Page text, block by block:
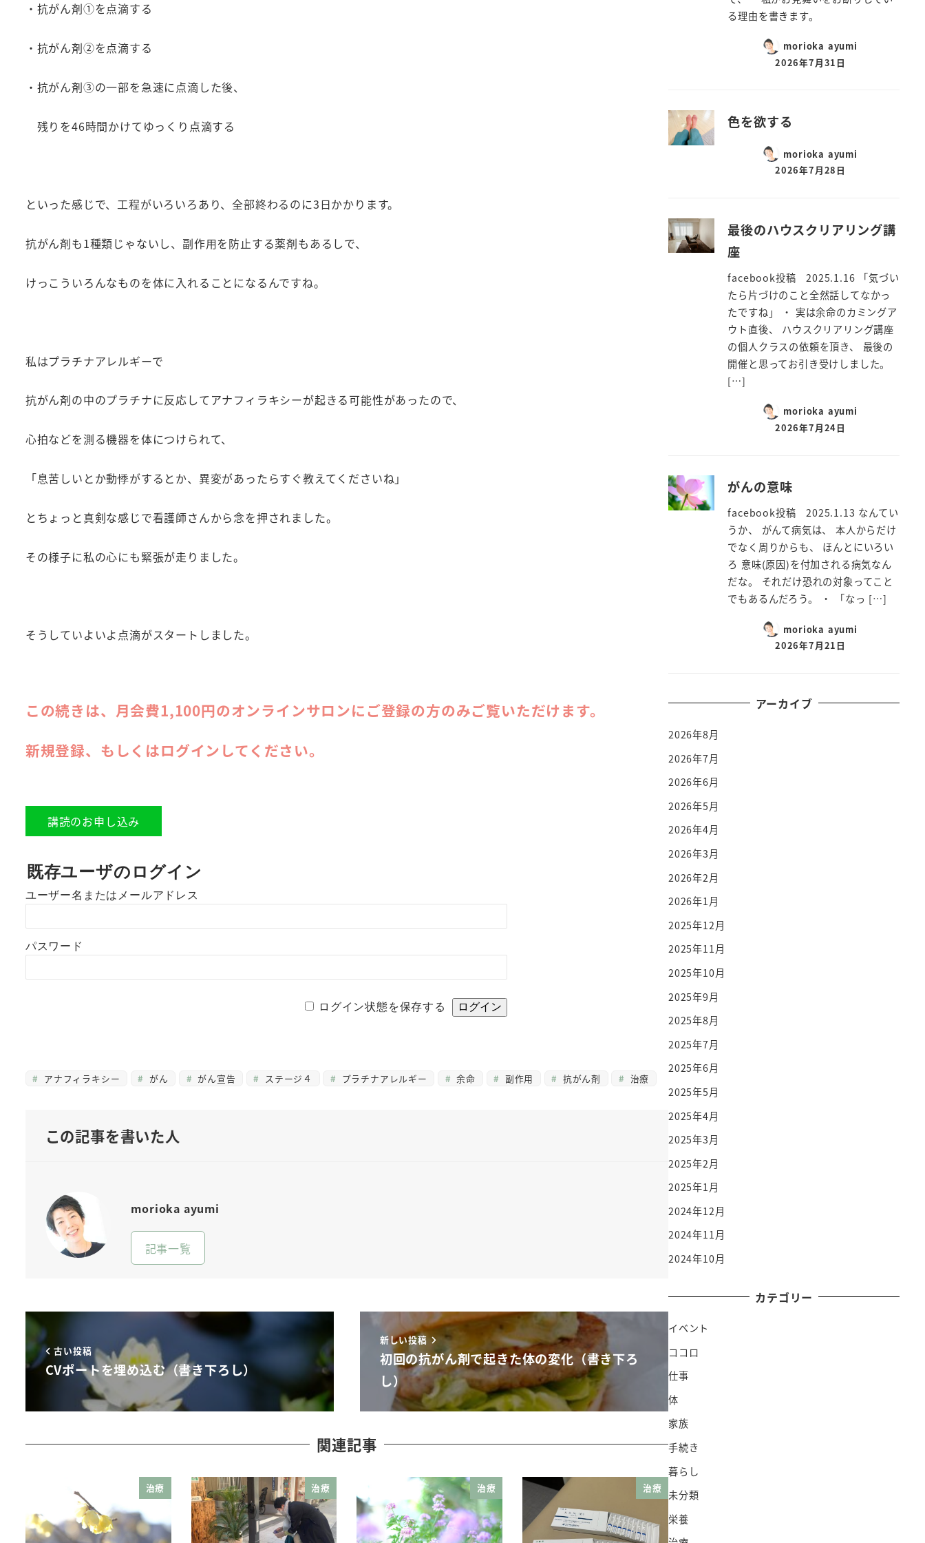
・抗がん剤①を点滴する
・抗がん剤②を点滴する
・抗がん剤③の一部を急速に点滴した後、
残りを46時間かけてゆっくり点滴する
といった感じで、工程がいろいろあり、全部終わるのに3日かかります。
抗がん剤も1種類じゃないし、副作用を防止する薬剤もあるしで、
けっこういろんなものを体に入れることになるんですね。
私はプラチナアレルギーで
抗がん剤の中のプラチナに反応してアナフィラキシーが起きる可能性があったので、
心拍などを測る機器を体につけられて、
「息苦しいとか動悸がするとか、異変があったらすぐ教えてくださいね」
とちょっと真剣な感じで看護師さんから念を押されました。
その様子に私の心にも緊張が走りました。
そうしていよいよ点滴がスタートしました。
この続きは、月会費1,100円のオンラインサロンにご登録の方のみご覧いただけます。
新規登録、もしくはログインしてください。
講読のお申し込み
既存ユーザのログイン
ユーザー名またはメールアドレス
パスワード
ログイン状態を保存する
アナフィラキシー がん がん宣告 ステージ４ プラチナアレルギー 余命 副作用 抗がん剤 治療
この記事を書いた人
morioka ayumi
記事一覧
古い投稿
CVポートを埋め込む（書き下ろし）
新しい投稿
初回の抗がん剤で起きた体の変化（書き下ろ
し）
関連記事
治療 治療 治療 治療
る理由を書きます。
morioka ayumi
2026年7月31日
色を欲する
morioka ayumi
2026年7月28日
最後のハウスクリアリング講
座
facebook投稿 2025.1.16 「気づい
たら片づけのこと全然話してなかっ
たですね」 ・ 実は余命のカミングア
ウト直後、 ハウスクリアリング講座
の個人クラスの依頼を頂き、 最後の
開催と思ってお引き受けしました。
[…]
morioka ayumi
2026年7月24日
がんの意味
facebook投稿 2025.1.13 なんてい
うか、 がんて病気は、 本人からだけ
でなく周りからも、 ほんとにいろい
ろ 意味(原因)を付加される病気なん
だな。 それだけ恐れの対象ってこと
でもあるんだろう。 ・ 「なっ […]
morioka ayumi
2026年7月21日
アーカイブ
2026年8月
2026年7月
2026年6月
2026年5月
2026年4月
2026年3月
2026年2月
2026年1月
2025年12月
2025年11月
2025年10月
2025年9月
2025年8月
2025年7月
2025年6月
2025年5月
2025年4月
2025年3月
2025年2月
2025年1月
2024年12月
2024年11月
2024年10月
カテゴリー
イベント
ココロ
仕事
体
家族
手続き
暮らし
未分類
栄養